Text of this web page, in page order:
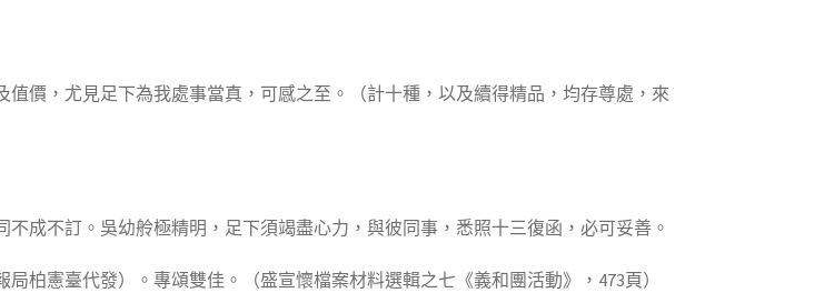
價，尤見足下為我處事當真，可感之至。（計十種，以及續得精品，均存尊處，來
成不訂。吳幼舲極精明，足下須竭盡心力，與彼同事，悉照十三復函，必可妥善。
局柏憲臺代發）。專頌雙佳。（盛宣懷檔案材料選輯之七《義和團活動》，473頁）